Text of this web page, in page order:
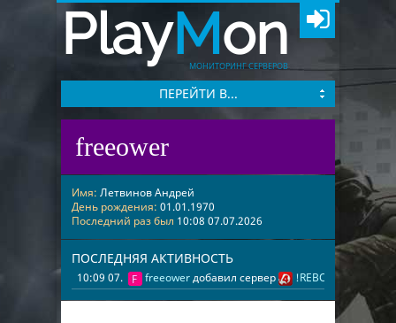
PlayMon
МОНИТОРИНГ СЕРВЕРОВ
ПЕРЕЙТИ В...
freeower
Имя: Летвинов Андрей
День рождения: 01.01.1970
Последний раз был 10:08 07.07.2026
ПОСЛЕДНЯЯ АКТИВНОСТЬ
10:09 07.07.2026freeowerдобавил сервер !REBORN GUN